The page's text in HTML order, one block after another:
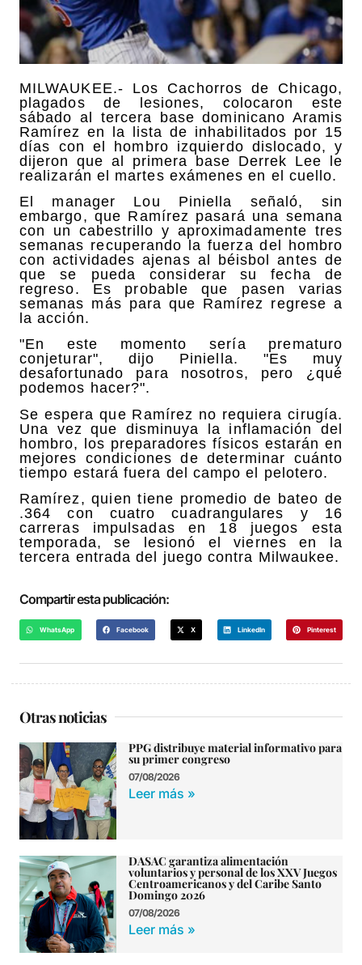
MILWAUKEE.- Los Cachorros de Chicago,
plagados de lesiones, colocaron este
sábado al tercera base dominicano Aramis
Ramírez en la lista de inhabilitados por 15
días con el hombro izquierdo dislocado, y
dijeron que al primera base Derrek Lee le
realizarán el martes exámenes en el cuello.
El manager Lou Piniella señaló, sin
embargo, que Ramírez pasará una semana
con un cabestrillo y aproximadamente tres
semanas recuperando la fuerza del hombro
con actividades ajenas al béisbol antes de
que se pueda considerar su fecha de
regreso. Es probable que pasen varias
semanas más para que Ramírez regrese a
la acción.
"En este momento sería prematuro
conjeturar", dijo Piniella. "Es muy
desafortunado para nosotros, pero ¿qué
podemos hacer?".
Se espera que Ramírez no requiera cirugía.
Una vez que disminuya la inflamación del
hombro, los preparadores físicos estarán en
mejores condiciones de determinar cuánto
tiempo estará fuera del campo el pelotero.
Ramírez, quien tiene promedio de bateo de
.364 con cuatro cuadrangulares y 16
carreras impulsadas en 18 juegos esta
temporada, se lesionó el viernes en la
tercera entrada del juego contra Milwaukee.
Compartir esta publicación:
WhatsApp Facebook X LinkedIn Pinterest
Otras noticias
PPG distribuye material informativo para
su primer congreso
07/08/2026
Leer más »
DASAC garantiza alimentación
voluntarios y personal de los XXV Juegos
Centroamericanos y del Caribe Santo
Domingo 2026
07/08/2026
Leer más »